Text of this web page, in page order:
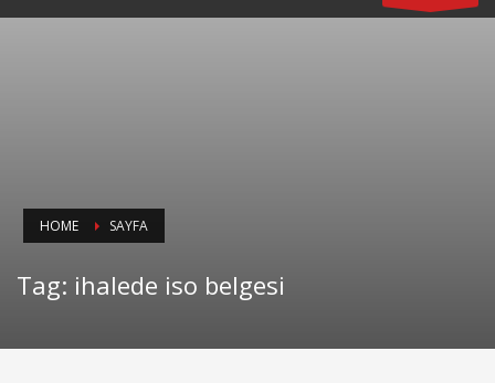
HOME SAYFA
Tag: ihalede iso belgesi